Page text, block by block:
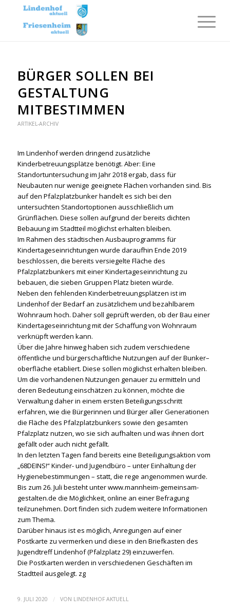
BÜRGER SOLLEN BEI
GESTALTUNG
MITBESTIMMEN
ARTIKEL-ARCHIV
Im Lindenhof werden dringend zusätzliche
Kinderbetreuungsplätze benötigt. Aber: Eine
Standortuntersuchung im Jahr 2018 ergab, dass für
Neubauten nur wenige geeignete Flächen vorhanden sind. Bis
auf den Pfalzplatzbunker handelt es sich bei den
untersuchten Standortoptionen ausschließlich um
Grünflächen. Diese sollen aufgrund der bereits dichten
Bebauung im Stadtteil möglichst erhalten bleiben.
Im Rahmen des städtischen Ausbauprogramms für
Kindertageseinrichtungen wurde daraufhin Ende 2019
beschlossen, die bereits versiegelte Fläche des
Pfalzplatzbunkers mit einer Kindertageseinrichtung zu
bebauen, die sieben Gruppen Platz bieten würde.
Neben den fehlenden Kinderbetreuungsplätzen ist im
Lindenhof der Bedarf an zusätzlichem und bezahlbarem
Wohnraum hoch. Daher soll geprüft werden, ob der Bau einer
Kindertageseinrichtung mit der Schaffung von Wohnraum
verknüpft werden kann.
Über die Jahre hinweg haben sich zudem verschiedene
öffentliche und bürgerschaftliche Nutzungen auf der Bunker–
oberfläche etabliert. Diese sollen möglichst erhalten bleiben.
Um die vorhandenen Nutzungen genauer zu ermitteln und
deren Bedeutung einschätzen zu können, möchte die
Verwaltung daher in einem ersten Beteiligungsschritt
erfahren, wie die Bürgerinnen und Bürger aller Generationen
die Fläche des Pfalzplatzbunkers sowie den gesamten
Pfalzplatz nutzen, wo sie sich aufhalten und was ihnen dort
gefällt oder auch nicht gefällt.
In den letzten Tagen fand bereits eine Beteiligungsaktion vom
„68DEINS!“ Kinder- und Jugendbüro – unter Einhaltung der
Hygienebestimmungen – statt, die rege angenommen wurde.
Bis zum 26. Juli besteht unter www.mannheim-gemeinsam-
gestalten.de die Möglichkeit, online an einer Befragung
teilzunehmen. Dort finden sich zudem weitere Informationen
zum Thema.
Darüber hinaus ist es möglich, Anregungen auf einer
Postkarte zu vermerken und diese in den Briefkasten des
Jugendtreff Lindenhof (Pfalzplatz 29) einzuwerfen.
Die Postkarten werden in verschiedenen Geschäften im
Stadtteil ausgelegt. zg
9. JULI 2020 / VON LINDENHOF AKTUELL